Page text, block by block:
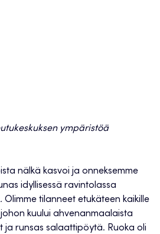
ympäristöä
nälkä kasvoi ja onneksemme
idyllisessä ravintolassa
Olimme tilanneet etukäteen kaikille
kuului ahvenanmaalaista
ja runsas salaattipöytä. Ruoka oli